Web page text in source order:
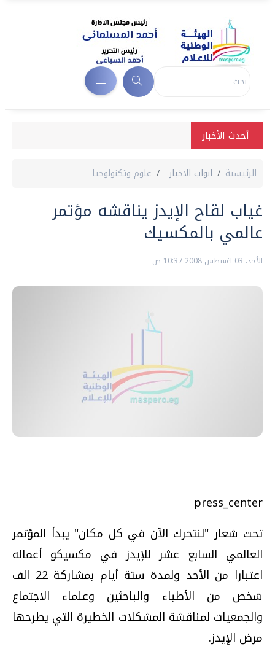
أحدث الأخبار
الرئيسية ابواب الاخبار علوم وتكنولوجيا
غياب لقاح الإيدز يناقشه مؤتمر
عالمي بالمكسيك
الأحد، 03 اغسطس 2008 10:37 ص
press_center
تحت شعار "لنتحرك الآن في كل مكان" يبدأ المؤتمر
العالمي السابع عشر للإيدز في مكسيكو أعماله
اعتبارا من الأحد ولمدة ستة أيام بمشاركة 22 الف
شخص من الأطباء والباحثين وعلماء الاجتماع
والجمعيات لمناقشة المشكلات الخطيرة التي يطرحها
مرض الإيدز.